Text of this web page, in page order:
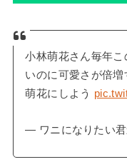
小林萌花さん毎年
いのに可愛さが倍
萌花にしよう
— ︎︎︎︎︎︎ワニになりたい